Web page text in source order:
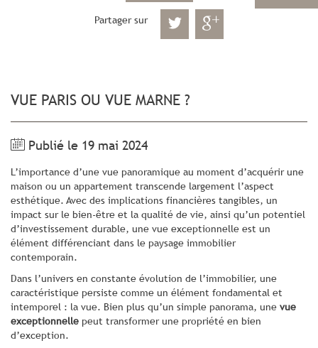
Partager sur
VUE PARIS OU VUE MARNE ?
Publié le 19 mai 2024
L’importance d’une vue panoramique au moment d’acquérir une
maison ou un appartement transcende largement l’aspect
esthétique. Avec des implications financières tangibles, un
impact sur le bien-être et la qualité de vie, ainsi qu’un potentiel
d’investissement durable, une vue exceptionnelle est un
élément différenciant dans le paysage immobilier
contemporain.
Dans l’univers en constante évolution de l’immobilier, une
caractéristique persiste comme un élément fondamental et
intemporel : la vue. Bien plus qu’un simple panorama, une vue
exceptionnelle peut transformer une propriété en bien
d’exception.